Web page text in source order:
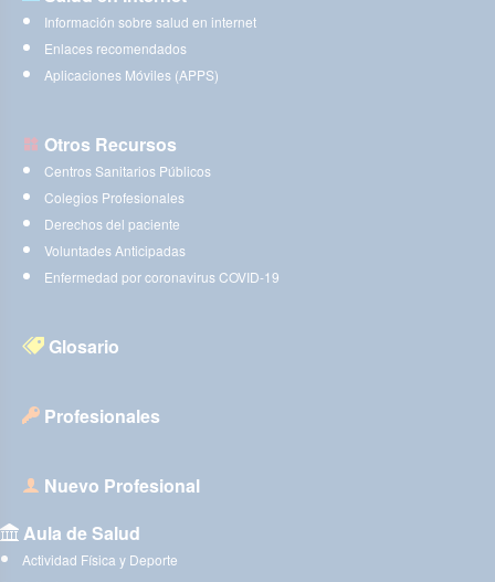
Información sobre salud en internet
Enlaces recomendados
Aplicaciones Móviles (APPS)
Otros Recursos
Centros Sanitarios Públicos
Colegios Profesionales
Derechos del paciente
Voluntades Anticipadas
Enfermedad por coronavirus COVID-19
Glosario
Profesionales
Nuevo Profesional
Aula de Salud
Actividad Física y Deporte